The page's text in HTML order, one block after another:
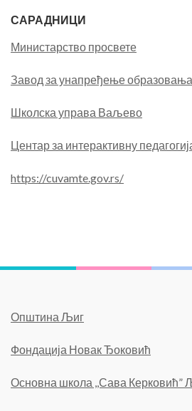
САРАДНИЦИ
Министарство просвете
Завод за унапређење
Школска управа Ваљево
Центар за интерактивну
https://cuvamte.gov.rs/
Општина Љиг
Фондација Новак Ђоковић
Основна школа ,,Сава Керковић”